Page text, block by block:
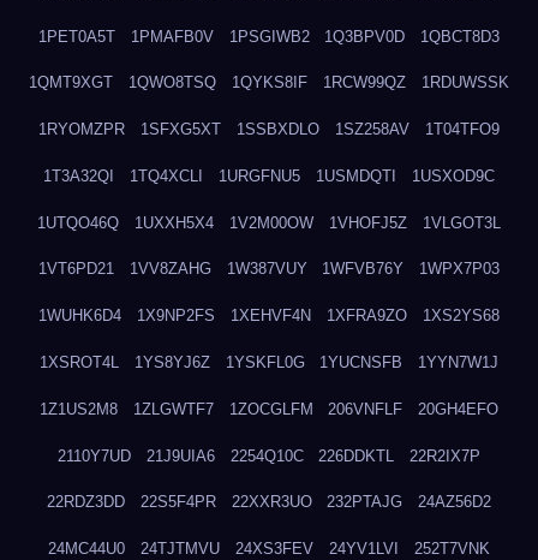
1PET0A5T 1PMAFB0V 1PSGIWB2 1Q3BPV0D 1QBCT8D3
1QMT9XGT 1QWO8TSQ 1QYKS8IF 1RCW99QZ 1RDUWSSK
1RYOMZPR 1SFXG5XT 1SSBXDLO 1SZ258AV 1T04TFO9
1T3A32QI 1TQ4XCLI 1URGFNU5 1USMDQTI 1USXOD9C
1UTQO46Q 1UXXH5X4 1V2M00OW 1VHOFJ5Z 1VLGOT3L
1VT6PD21 1VV8ZAHG 1W387VUY 1WFVB76Y 1WPX7P03
1WUHK6D4 1X9NP2FS 1XEHVF4N 1XFRA9ZO 1XS2YS68
1XSROT4L 1YS8YJ6Z 1YSKFL0G 1YUCNSFB 1YYN7W1J
1Z1US2M8 1ZLGWTF7 1ZOCGLFM 206VNFLF 20GH4EFO
2110Y7UD 21J9UIA6 2254Q10C 226DDKTL 22R2IX7P
22RDZ3DD 22S5F4PR 22XXR3UO 232PTAJG 24AZ56D2
24MC44U0 24TJTMVU 24XS3FEV 24YV1LVI 252T7VNK